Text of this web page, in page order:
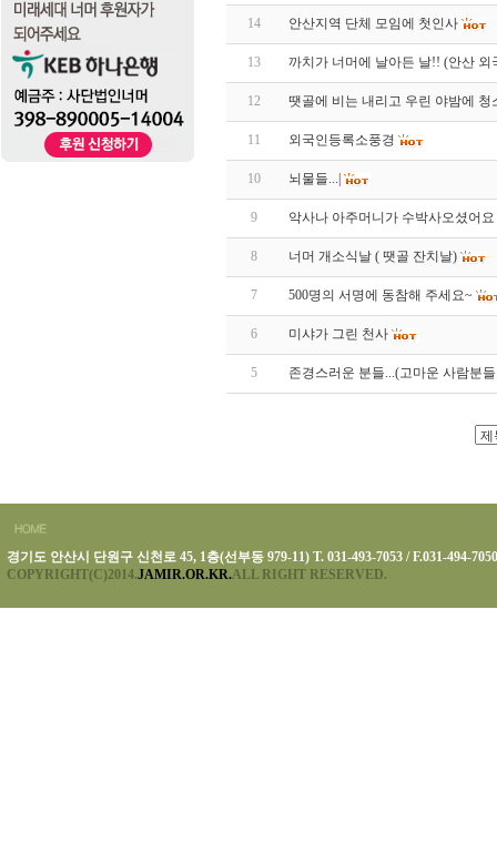
14 안산지역 단체 모임에 첫인사
13 까치가 너머에 날아든 날!! (안산
12 땟골에 비는 내리고 우린 야밤에 청
11 외국인등록소풍경
10 뇌물들...|
9 악사나 아주머니가 수박사오셨어요
8 너머 개소식날 ( 땟골 잔치날)
7 500명의 서명에 동참해 주세요~
6 미샤가 그린 천사
5 존경스러운 분들...(고마운 사람분들
경기도 안산시 단원구 신천로 45, 1층(선부동 979-11) T. 031-493-7053 / F.031-494-7050
COPYRIGHT(C)2014.JAMIR.OR.KR.ALL RIGHT RESERVED.